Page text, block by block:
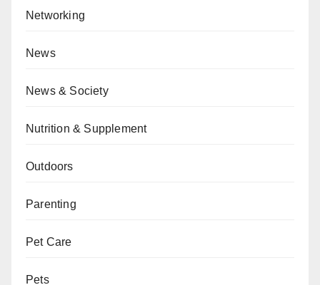
Networking
News
News & Society
Nutrition & Supplement
Outdoors
Parenting
Pet Care
Pets